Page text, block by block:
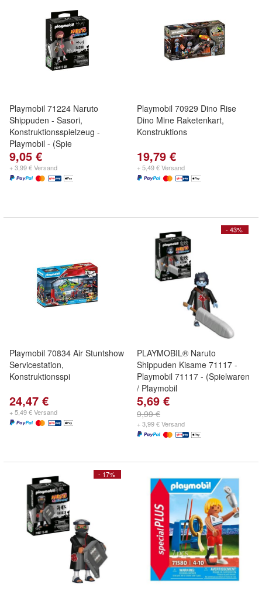
Playmobil 71224 Naruto
Shippuden - Sasori,
Konstruktionsspielzeug -
Playmobil - (Spie
9,05 €
+ 3,99 € Versand
Playmobil 70929 Dino Rise
Dino Mine Raketenkart,
Konstruktions
19,79 €
+ 5,49 € Versand
Playmobil 70834 Air Stuntshow
Servicestation,
Konstruktionsspi
24,47 €
+ 5,49 € Versand
- 43%
PLAYMOBIL® Naruto
Shippuden Kisame 71117 -
Playmobil 71117 - (Spielwaren
/ Playmobil
5,69 €
9,99 €
+ 3,99 € Versand
- 17%